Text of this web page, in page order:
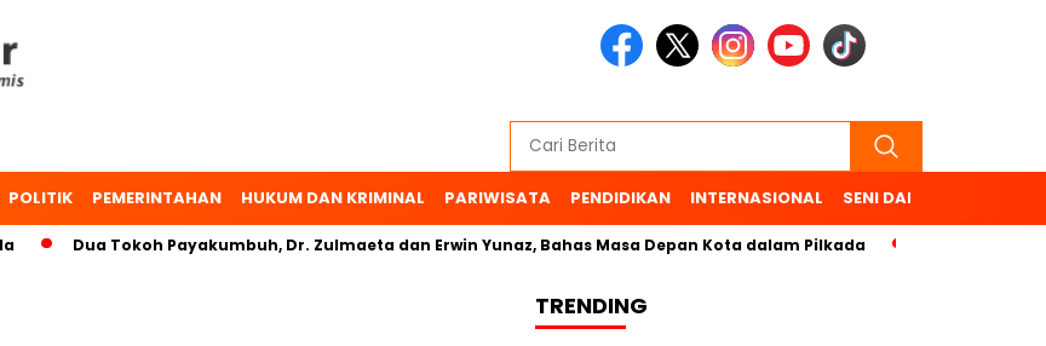
POLITIK PEMERINTAHAN HUKUM DAN KRIMINAL PARIWISATA PENDIDIKAN INTERNASIONAL SENI DAN BUDAYA
Dua Tokoh Payakumbuh, Dr. Zulmaeta dan Erwin Yunaz, Bahas Masa Depan Kota dalam Pilkada
TRENDING